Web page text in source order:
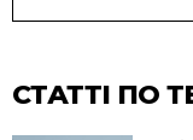
СТАТТІ ПО